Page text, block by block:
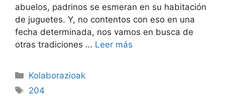
abuelos, padrinos se esmeran en su habitación
de juguetes. Y, no contentos con eso en una
fecha determinada, nos vamos en busca de
otras tradiciones … Leer más
Kolaborazioak
204